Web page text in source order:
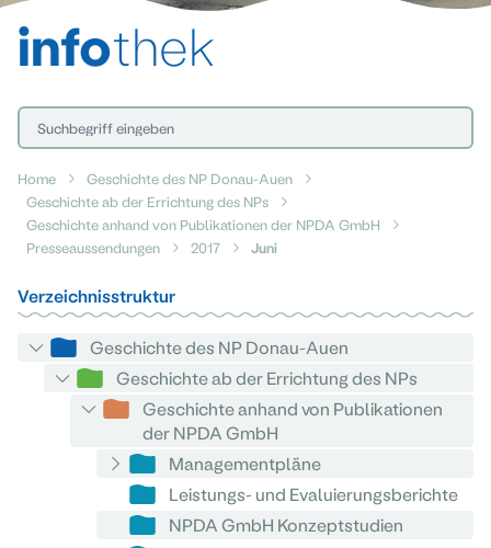
infothek
Home
Geschichte des NP Donau-Auen
Geschichte ab der Errichtung des NPs
Geschichte anhand von Publikationen der NPDA GmbH
Presseaussendungen
2017 Juni
Verzeichnisstruktur
Geschichte des NP Donau-Auen
Geschichte ab der Errichtung des NPs
Geschichte anhand von Publikationen
der NPDA GmbH
Managementpläne
Leistungs- und Evaluierungsberichte
NPDA GmbH Konzeptstudien